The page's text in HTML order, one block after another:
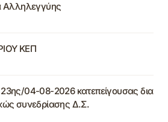
Αλληλεγγύης
ΚΕΠ
04-08-2026 κατεπείγουσας δια
συνεδρίασης Δ.Σ.